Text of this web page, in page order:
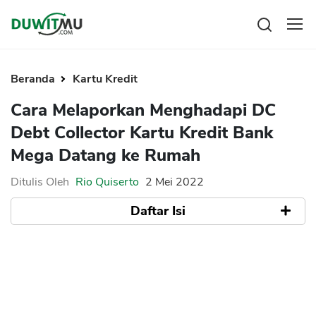
Saham
Bitcoin
Investasi
Pengeluaran
Asuransi
Rencana Keuangan
Mengelola keuangan
Kartu Kredit
KPR
KTA
Pinjaman Online
Hutang
Pinjaman
Kartu Kredit
Beranda Kartu Kredit
Cara Melaporkan Menghadapi DC
Debt Collector Kartu Kredit Bank
Mega Datang ke Rumah
Ditulis Oleh Rio Quiserto 2 Mei 2022
Daftar Isi